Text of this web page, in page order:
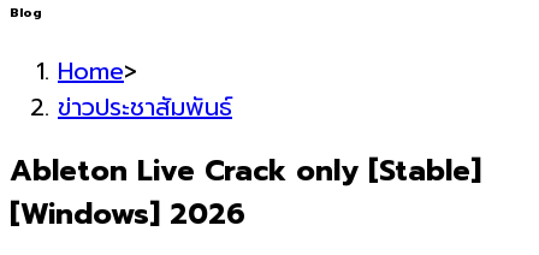
Blog
Home>
ข่าวประชาสัมพันธ์
Ableton Live Crack only [Stable]
[Windows] 2026